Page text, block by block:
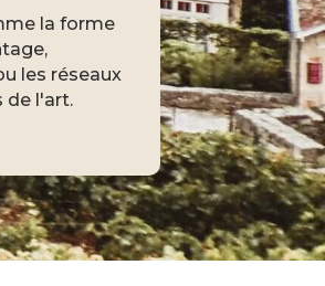
la forme
les réseaux
de l'art.